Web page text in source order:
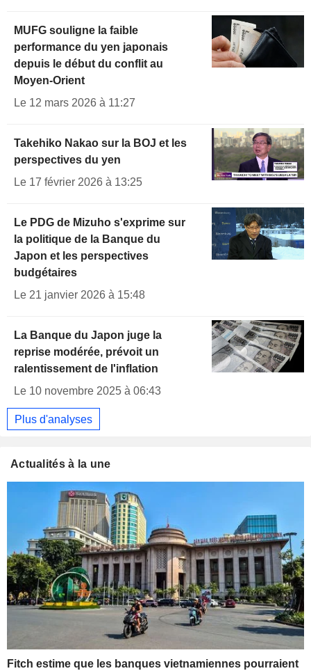
MUFG souligne la faible
performance du yen japonais
depuis le début du conflit au
Moyen-Orient
Le 12 mars 2026 à 11:27
Takehiko Nakao sur la BOJ et les
perspectives du yen
Le 17 février 2026 à 13:25
Le PDG de Mizuho s'exprime sur
la politique de la Banque du
Japon et les perspectives
budgétaires
Le 21 janvier 2026 à 15:48
La Banque du Japon juge la
reprise modérée, prévoit un
ralentissement de l'inflation
Le 10 novembre 2025 à 06:43
Plus d'analyses
Actualités à la une
Fitch estime que les banques vietnamiennes pourraient